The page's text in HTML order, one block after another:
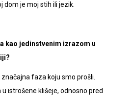
dom je moj stih ili jezik.
kao jedinstvenim izrazom u
faza koju smo prošli.
istrošene klišeje, odnosno pred